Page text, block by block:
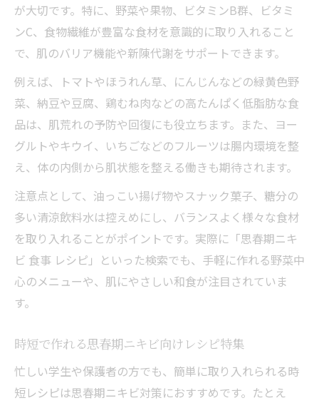
が大切です。特に、野菜や果物、ビタミンB群、ビタミ
ンC、食物繊維が豊富な食材を意識的に取り入れること
で、肌のバリア機能や新陳代謝をサポートできます。
例えば、トマトやほうれん草、にんじんなどの緑黄色野
菜、納豆や豆腐、鶏むね肉などの高たんぱく低脂肪な食
品は、肌荒れの予防や回復にも役立ちます。また、ヨー
グルトやキウイ、いちごなどのフルーツは腸内環境を整
え、体の内側から肌状態を整える働きも期待されます。
注意点として、油っこい揚げ物やスナック菓子、糖分の
多い清涼飲料水は控えめにし、バランスよく様々な食材
を取り入れることがポイントです。実際に「思春期ニキ
ビ 食事 レシピ」といった検索でも、手軽に作れる野菜中
心のメニューや、肌にやさしい和食が注目されていま
す。
時短で作れる思春期ニキビ向けレシピ特集
忙しい学生や保護者の方でも、簡単に取り入れられる時
短レシピは思春期ニキビ対策におすすめです。たとえ